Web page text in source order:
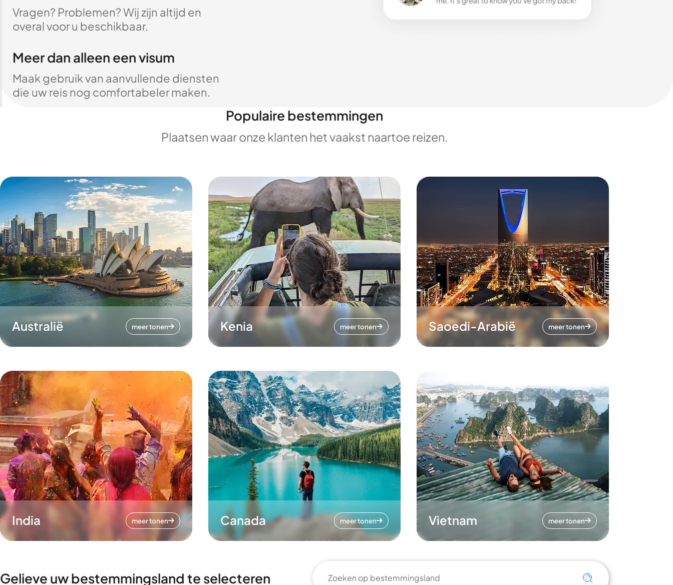
Vragen? Problemen? Wij zijn altijd en
overal voor u beschikbaar.
Meer dan alleen een visum
Maak gebruik van aanvullende diensten
die uw reis nog comfortabeler maken.
Populaire bestemmingen
Plaatsen waar onze klanten het vaakst naartoe reizen.
Australië meer tonen Kenia meer tonen Saoedi-Arabië meer tonen
India meer tonen Canada meer tonen Vietnam meer tonen
Gelieve uw bestemmingsland te selecteren